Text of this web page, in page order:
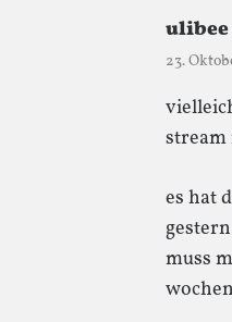
ulibee
23.
stream
es hat
muss